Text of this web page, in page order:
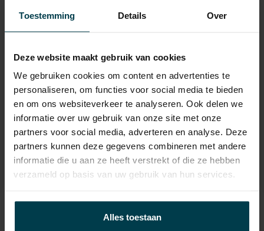
Toestemming Details Over
Deze website maakt gebruik van cookies
We gebruiken cookies om content en advertenties te
personaliseren, om functies voor social media te bieden
en om ons websiteverkeer te analyseren. Ook delen we
informatie over uw gebruik van onze site met onze
partners voor social media, adverteren en analyse. Deze
partners kunnen deze gegevens combineren met andere
informatie die u aan ze heeft verstrekt of die ze hebben
verzameld op basis van uw gebruik van hun services.
Alles toestaan
APK
tot 24-06-2027
Onderhoudsboekje
Bijtelling
22 %
Energielabel
Wegenbelasting min
€ 307 /kwartaal
Contact informatie